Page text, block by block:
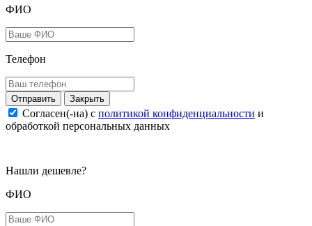
ФИО
Телефон
Закрыть
Согласен(-на) c политикой конфиденциальности и
обработкой персональных данных
Нашли дешевле?
ФИО